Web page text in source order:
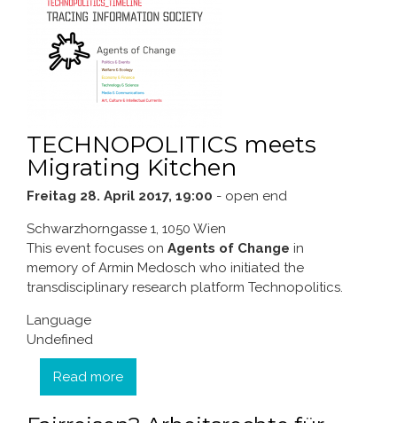
TECHNOPOLITICS meets
Migrating Kitchen
Freitag 28. April 2017, 19:00 - open end
Schwarzhorngasse 1, 1050 Wien
This event focuses on Agents of Change in
memory of Armin Medosch who initiated the
transdisciplinary research platform Technopolitics.
Language
Undefined
Read more
Agents